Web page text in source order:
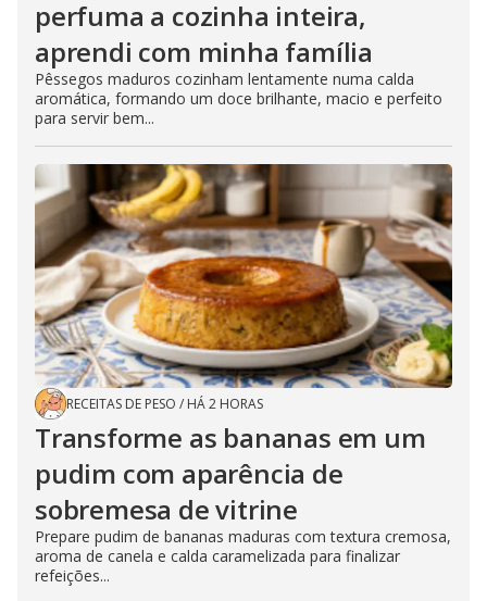
perfuma a cozinha inteira,
aprendi com minha família
Pêssegos maduros cozinham lentamente numa calda
aromática, formando um doce brilhante, macio e perfeito
para servir bem...
RECEITAS DE PESO / HÁ 2 HORAS
Transforme as bananas em um
pudim com aparência de
sobremesa de vitrine
Prepare pudim de bananas maduras com textura cremosa,
aroma de canela e calda caramelizada para finalizar
refeições...